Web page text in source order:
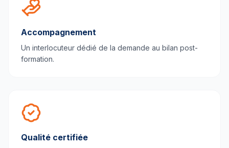
Accompagnement
Un interlocuteur dédié de la demande au bilan post-
formation.
Qualité certifiée